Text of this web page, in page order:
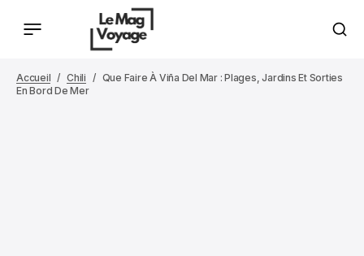
Accueil Chili
Que Faire À Viña Del Mar : Plages, Jardins Et Sorties
En Bord De Mer